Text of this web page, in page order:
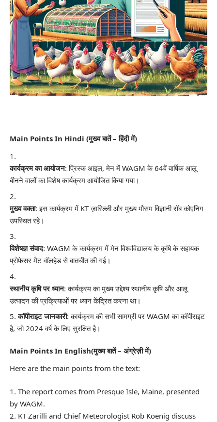
Main Points In Hindi (मुख्य बातें – हिंदी में)
कार्यक्रम का आयोजन: प्रिस्क आइल, मेन में WAGM के 64वें वार्षिक आलू
बीनने वालों का विशेष कार्यक्रम आयोजित किया गया।
मुख्य वक्ता: इस कार्यक्रम में KT ज़ारिल्ली और मुख्य मौसम विज्ञानी रॉब कोएनिग
उपस्थित रहे।
विशेषज्ञ संवाद: WAGM के कार्यक्रम में मेन विश्वविद्यालय के कृषि के सहायक
प्रोफेसर मैट वॉलहेड से बातचीत की गई।
स्थानीय कृषि पर ध्यान: कार्यक्रम का मुख्य उद्देश्य स्थानीय कृषि और आलू
उत्पादन की प्रक्रियाओं पर ध्यान केंद्रित करना था।
कॉपीराइट जानकारी: कार्यक्रम की सभी सामग्री पर WAGM का कॉपीराइट
है, जो 2024 वर्ष के लिए सुरक्षित है।
Main Points In English(मुख्य बातें – अंग्रेज़ी में)
Here are the main points from the text:
1. The report comes from Presque Isle, Maine, presented
by WAGM.
2. KT Zarilli and Chief Meteorologist Rob Koenig discuss